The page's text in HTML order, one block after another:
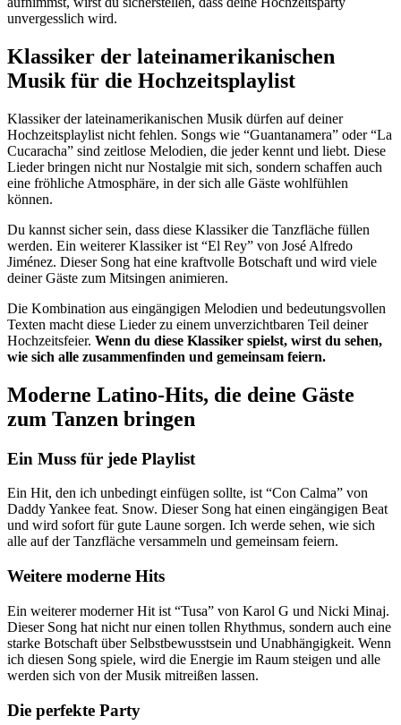
unvergesslich wird.
Klassiker der lateinamerikanischen
Musik für die Hochzeitsplaylist
Klassiker der lateinamerikanischen Musik dürfen auf deiner
Hochzeitsplaylist nicht fehlen. Songs wie “Guantanamera” oder “La
Cucaracha” sind zeitlose Melodien, die jeder kennt und liebt. Diese
Lieder bringen nicht nur Nostalgie mit sich, sondern schaffen auch
eine fröhliche Atmosphäre, in der sich alle Gäste wohlfühlen
können.
Du kannst sicher sein, dass diese Klassiker die Tanzfläche füllen
werden. Ein weiterer Klassiker ist “El Rey” von José Alfredo
Jiménez. Dieser Song hat eine kraftvolle Botschaft und wird viele
deiner Gäste zum Mitsingen animieren.
Die Kombination aus eingängigen Melodien und bedeutungsvollen
Texten macht diese Lieder zu einem unverzichtbaren Teil deiner
Hochzeitsfeier. Wenn du diese Klassiker spielst, wirst du sehen,
wie sich alle zusammenfinden und gemeinsam feiern.
Moderne Latino-Hits, die deine Gäste
zum Tanzen bringen
Ein Muss für jede Playlist
Ein Hit, den ich unbedingt einfügen sollte, ist “Con Calma” von
Daddy Yankee feat. Snow. Dieser Song hat einen eingängigen Beat
und wird sofort für gute Laune sorgen. Ich werde sehen, wie sich
alle auf der Tanzfläche versammeln und gemeinsam feiern.
Weitere moderne Hits
Ein weiterer moderner Hit ist “Tusa” von Karol G und Nicki Minaj.
Dieser Song hat nicht nur einen tollen Rhythmus, sondern auch eine
starke Botschaft über Selbstbewusstsein und Unabhängigkeit. Wenn
ich diesen Song spiele, wird die Energie im Raum steigen und alle
werden sich von der Musik mitreißen lassen.
Die perfekte Party